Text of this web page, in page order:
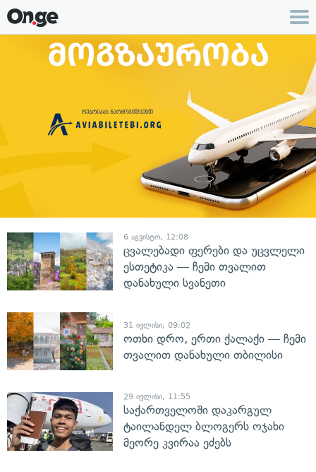
6 აგვისტო, 12:08
ცვალებადი ფერები და უცვლელი
ესთეტიკა — ჩემი თვალით
დანახული სვანეთი
31 ივლისი, 09:02
ოთხი დრო, ერთი ქალაქი — ჩემი
თვალით დანახული თბილისი
29 ივლისი, 11:55
საქართველოში დაკარგულ
ტაილანდელ ბლოგერს ოჯახი
მეორე კვირაა ეძებს